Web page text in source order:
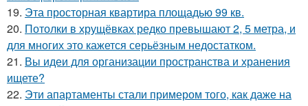
19. Эта просторная квартира площадью 99 кв.
20. Потолки в хрущёвках редко превышают 2, 5 метра, и
для многих это кажется серьёзным недостатком.
21. Вы идеи для организации пространства и хранения
ищете?
22. Эти апартаменты стали примером того, как даже на